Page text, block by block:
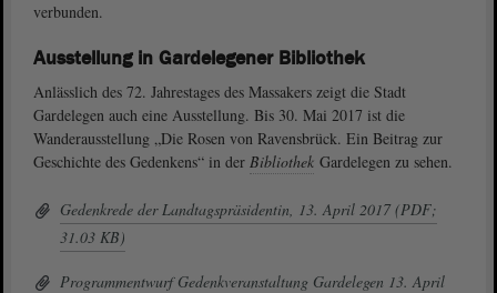
verbunden.
Ausstellung in Gardelegener Bibliothek
Anlässlich des 72. Jahrestages des Massakers zeigt die Stadt
Gardelegen auch eine Ausstellung. Bis 30. Mai 2017 ist die
Wanderausstellung „Die Rosen von Ravensbrück. Ein Beitrag zur
Geschichte des Gedenkens“ in der Bibliothek Gardelegen zu sehen.
Gedenkrede der Landtagspräsidentin, 13. April 2017 (PDF;
31.03 KB)
Programmentwurf Gedenkveranstaltung Gardelegen 13. April